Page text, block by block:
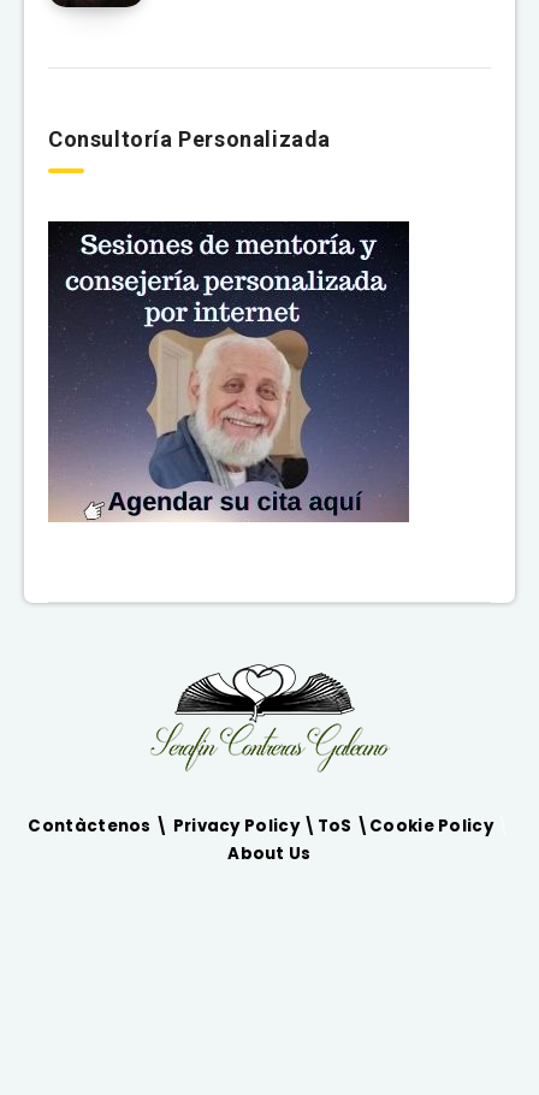
Consultoría Personalizada
Contàctenos \ Privacy Policy \ ToS \ Cookie Policy\
About Us